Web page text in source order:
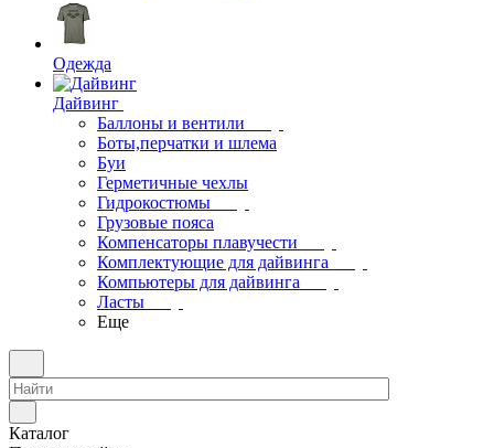
Одежда
Дайвинг
Баллоны и вентили
Боты,перчатки и шлема
Буи
Герметичные чехлы
Гидрокостюмы
Грузовые пояса
Компенсаторы плавучести
Комплектующие для дайвинга
Компьютеры для дайвинга
Ласты
Еще
Каталог